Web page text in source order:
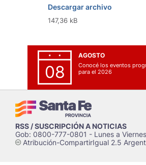
Descargar archivo
147,36 kB
08
AGOSTO
Conocé los eventos
para el 2026
RSS / SUSCRIPCIÓN A NOTICIAS
Gob: 0800-777-0801 - Lunes a
cAtribución-CompartirIgual 2.5